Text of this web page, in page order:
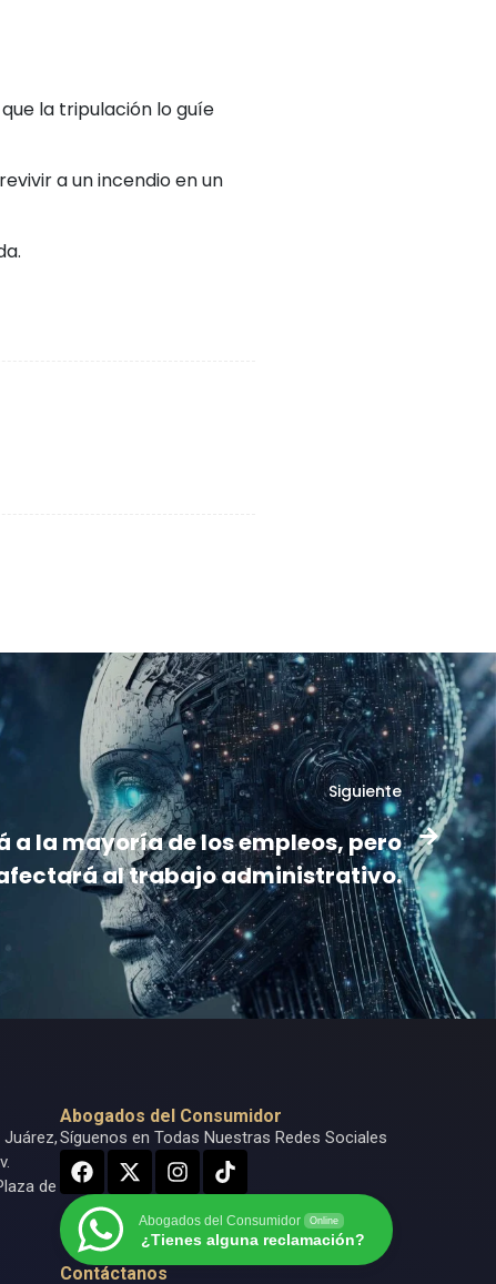
la tripulación lo guíe
a un incendio en un
Siguiente
a la mayoría de los empleos, pero
al trabajo administrativo.
Juárez,
de
Abogados del Consumidor
Síguenos en Todas Nuestras Redes Sociales
Abogados del Consumidor Online
¿Tienes alguna reclamación?
Contáctanos